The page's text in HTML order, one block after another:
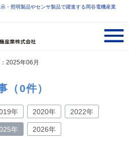
・照明製品やセンサ製品で躍進する岡谷電機産業
2025年06月
（0件）
年 2020年 2022年
年 2026年